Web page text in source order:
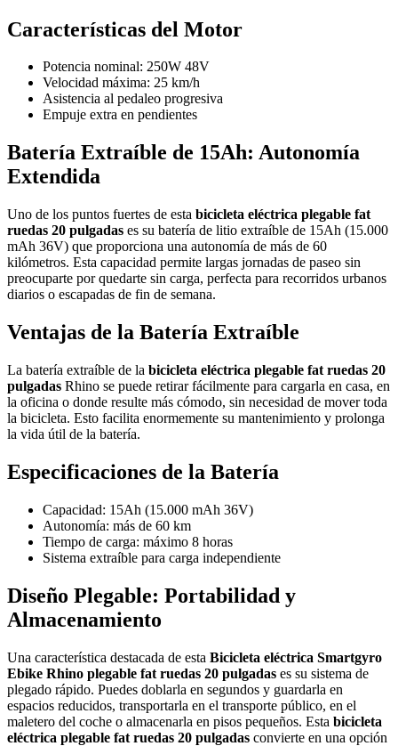
Características del Motor
Potencia nominal: 250W 48V
Velocidad máxima: 25 km/h
Asistencia al pedaleo progresiva
Empuje extra en pendientes
Batería Extraíble de 15Ah: Autonomía
Extendida
Uno de los puntos fuertes de esta bicicleta eléctrica plegable fat
ruedas 20 pulgadas es su batería de litio extraíble de 15Ah (15.000
mAh 36V) que proporciona una autonomía de más de 60
kilómetros. Esta capacidad permite largas jornadas de paseo sin
preocuparte por quedarte sin carga, perfecta para recorridos urbanos
diarios o escapadas de fin de semana.
Ventajas de la Batería Extraíble
La batería extraíble de la bicicleta eléctrica plegable fat ruedas 20
pulgadas Rhino se puede retirar fácilmente para cargarla en casa, en
la oficina o donde resulte más cómodo, sin necesidad de mover toda
la bicicleta. Esto facilita enormemente su mantenimiento y prolonga
la vida útil de la batería.
Especificaciones de la Batería
Capacidad: 15Ah (15.000 mAh 36V)
Autonomía: más de 60 km
Tiempo de carga: máximo 8 horas
Sistema extraíble para carga independiente
Diseño Plegable: Portabilidad y
Almacenamiento
Una característica destacada de esta Bicicleta eléctrica Smartgyro
Ebike Rhino plegable fat ruedas 20 pulgadas es su sistema de
plegado rápido. Puedes doblarla en segundos y guardarla en
espacios reducidos, transportarla en el transporte público, en el
maletero del coche o almacenarla en pisos pequeños. Esta bicicleta
eléctrica plegable fat ruedas 20 pulgadas convierte en una opción